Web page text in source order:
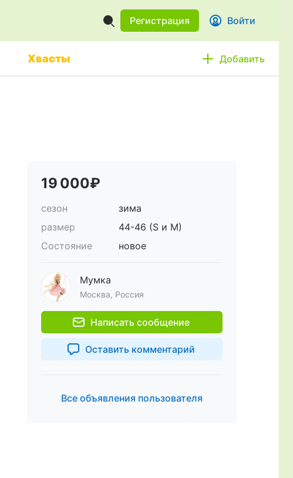
Регистрация Войти
Добавить
Хвасты
19 000₽
сезон
зима
размер
44-46 (S и M)
Состояние
новое
Мумка
Москва, Россия
Написать сообщение
Оставить комментарий
Все объявления пользователя